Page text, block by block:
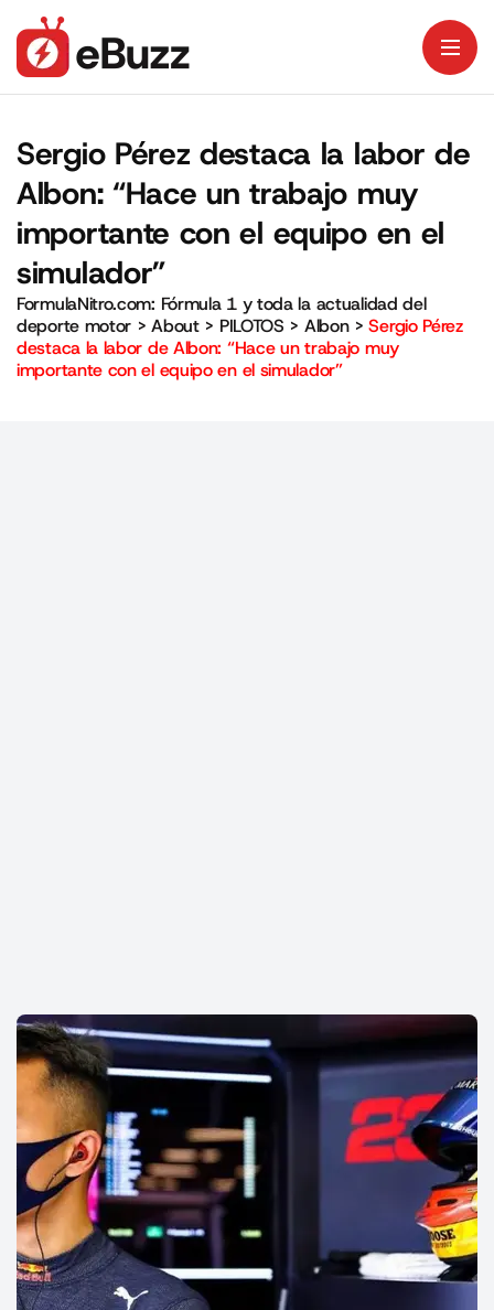
Sergio Pérez destaca la labor de
Albon: “Hace un trabajo muy
importante con el equipo en el
simulador”
FormulaNitro.com: Fórmula 1 y toda la actualidad del
deporte motor >About> PILOTOS > Albon>Sergio Pérez
destaca la labor de Albon: “Hace un trabajo muy
importante con el equipo en el simulador”